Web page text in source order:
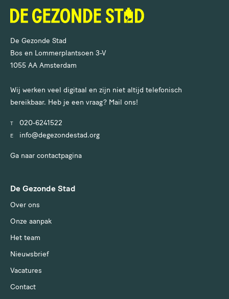
De Gezonde Stad
Bos en Lommerplantsoen 3-V
1055 AA Amsterdam
Wij werken veel digitaal en zijn niet altijd telefonisch
bereikbaar. Heb je een vraag? Mail ons!
T 020-6241522
E info@degezondestad.org
Ga naar contactpagina
De Gezonde Stad
Over ons
Onze aanpak
Het team
Nieuwsbrief
Vacatures
Contact